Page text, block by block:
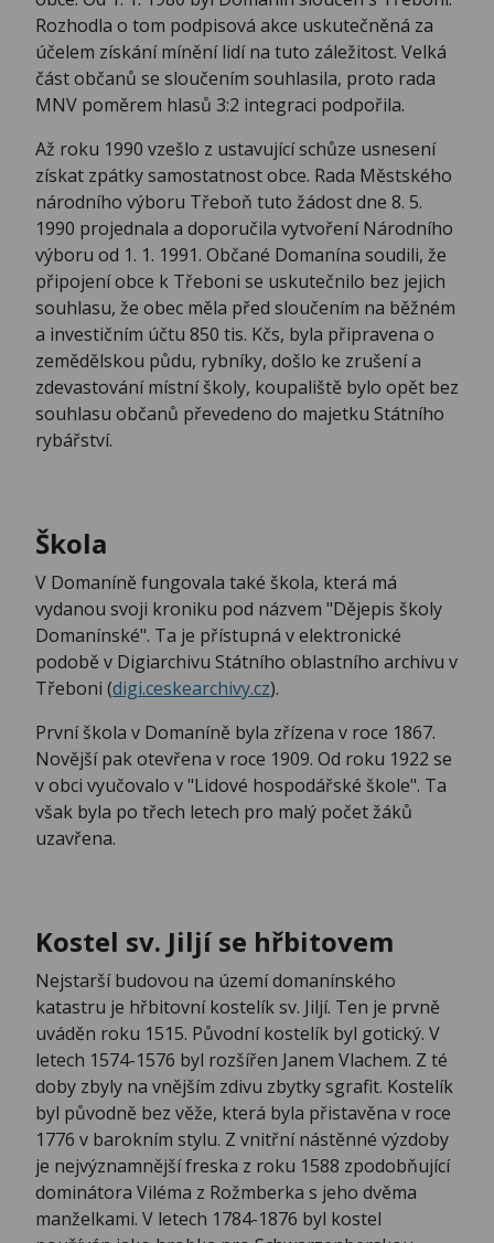
Rozhodla o tom podpisová akce uskutečněná za
účelem získání mínění lidí na tuto záležitost. Velká
část občanů se sloučením souhlasila, proto rada
MNV poměrem hlasů 3:2 integraci podpořila.
Až roku 1990 vzešlo z ustavující schůze usnesení
získat zpátky samostatnost obce. Rada Městského
národního výboru Třeboň tuto žádost dne 8. 5.
1990 projednala a doporučila vytvoření Národního
výboru od 1. 1. 1991. Občané Domanína soudili, že
připojení obce k Třeboni se uskutečnilo bez jejich
souhlasu, že obec měla před sloučením na běžném
a investičním účtu 850 tis. Kčs, byla připravena o
zemědělskou půdu, rybníky, došlo ke zrušení a
zdevastování místní školy, koupaliště bylo opět bez
souhlasu občanů převedeno do majetku Státního
rybářství.
Škola
V Domaníně fungovala také škola, která má
vydanou svoji kroniku pod názvem "Dějepis školy
Domanínské". Ta je přístupná v elektronické
podobě v Digiarchivu Státního oblastního archivu v
Třeboni (digi.ceskearchivy.cz).
První škola v Domaníně byla zřízena v roce 1867.
Novější pak otevřena v roce 1909. Od roku 1922 se
v obci vyučovalo v "Lidové hospodářské škole". Ta
však byla po třech letech pro malý počet žáků
uzavřena.
Kostel sv. Jiljí se hřbitovem
Nejstarší budovou na území domanínského
katastru je hřbitovní kostelík sv. Jiljí. Ten je prvně
uváděn roku 1515. Původní kostelík byl gotický. V
letech 1574-1576 byl rozšířen Janem Vlachem. Z té
doby zbyly na vnějším zdivu zbytky sgrafit. Kostelík
byl původně bez věže, která byla přistavěna v roce
1776 v barokním stylu. Z vnitřní nástěnné výzdoby
je nejvýznamnější freska z roku 1588 zpodobňující
dominátora Viléma z Rožmberka s jeho dvěma
manželkami. V letech 1784-1876 byl kostel